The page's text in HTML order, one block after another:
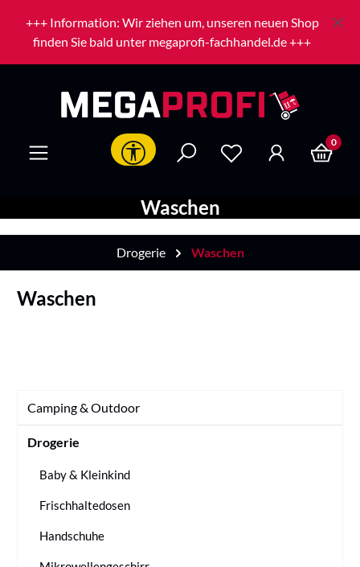
Zum Hauptinhalt springen
+++ Information: Wir ziehen um, unseren neuen Shop
finden Sie bald unter megaprofi-fachhandel.de +++
Werkzeugleiste anzeigen 0
Waschen
Drogerie Waschen
Waschen
Camping & Outdoor
Drogerie
Baby & Kleinkind
Frischhaltedosen
Handschuhe